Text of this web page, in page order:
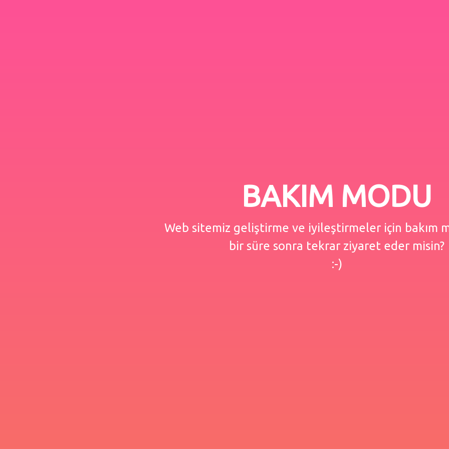
BAKIM MODU
Web sitemiz geliştirme ve iyileştirmeler için bakım
bir süre sonra tekrar ziyaret eder misin?
:-)